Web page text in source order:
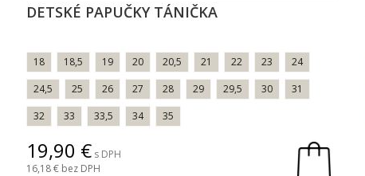
DETSKÉ PAPUČKY TÁNIČKA
18 18,5 19 20 20,5 21 22 23
24
24,5
25 26 27 28 29 29,5 30
31
32
33 33,5 34 35
19,90
s DPH
16,18 bez DPH